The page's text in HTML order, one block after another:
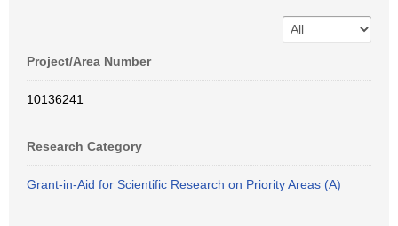
Project/Area Number
10136241
Research Category
Grant-in-Aid for Scientific Research on Priority Areas (A)